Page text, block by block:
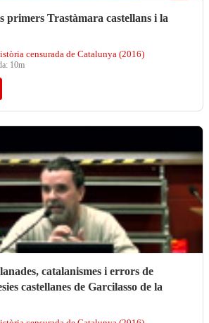
primers Trastàmara castellans i la
censurada de Catalunya (2016)
10m
catalanismes i errors de
castellanes de Garcilasso de la